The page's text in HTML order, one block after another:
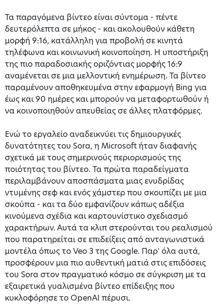
Τα παραγόμενα βίντεο είναι σύντομα - πέντε
δευτερόλεπτα σε μήκος - και ακολουθούν κάθετη
μορφή 9:16, κατάλληλη για προβολή σε κινητά
τηλέφωνα και κοινωνική κοινοποίηση. Η υποστήριξη
της πιο παραδοσιακής οριζόντιας μορφής 16:9
αναμένεται σε μια μελλοντική ενημέρωση. Τα βίντεο
παραμένουν αποθηκευμένα στην εφαρμογή Bing για
έως και 90 ημέρες και μπορούν να μεταφορτωθούν ή
να κοινοποιηθούν απευθείας σε άλλες πλατφόρμες.
Ενώ το εργαλείο αναδεικνύει τις δημιουργικές
δυνατότητες του Sora, η Microsoft ήταν διαφανής
σχετικά με τους σημερινούς περιορισμούς της
ποιότητας του βίντεο. Τα πρώτα παραδείγματα
περιλαμβάνουν αποσπάσματα μιας ενυδρίδας
ντυμένης σεφ και ενός χάμστερ που σκουπίζει με μια
σκούπα - και τα δύο εμφανίζουν κάπως αδέξια
κινούμενα σχέδια και καρτουνίστικο σχεδιασμό
χαρακτήρων. Αυτά τα κλιπ στερούνται του ρεαλισμού
που παρατηρείται σε επιδείξεις από ανταγωνιστικά
μοντέλα όπως το Veo 3 της Google. Παρ' όλα αυτά,
προσφέρουν μια πιο αυθεντική ματιά στις επιδόσεις
του Sora στον πραγματικό κόσμο σε σύγκριση με τα
εξαιρετικά γυαλισμένα βίντεο επίδειξης που
κυκλοφόρησε το OpenAI πέρυσι.